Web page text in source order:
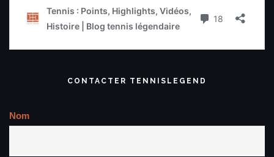
CONTACTER TENNISLEGEND
Nom